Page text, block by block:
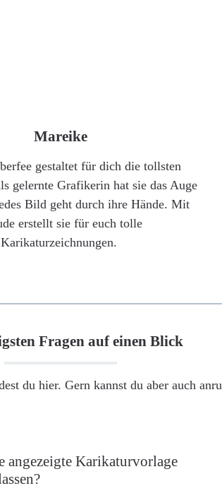
Mareike
gestaltet für dich die tollsten
gelernte Grafikerin hat sie das Auge
Bild geht durch ihre Hände. Mit
erstellt sie für euch tolle
Karikaturzeichnungen.
Fragen auf einen Blick
du hier. Gern kannst du aber auch
angezeigte Karikaturvorlage